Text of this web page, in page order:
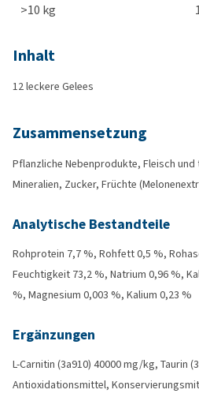
>10 kg
Inhalt
12 leckere Gelees
Zusammensetzung
Pflanzliche Nebenprodukte, Fleisch
Mineralien, Zucker, Früchte
Analytische Bestandteile
Rohprotein 7,7 %, Rohfett 0,5 %,
Feuchtigkeit 73,2 %, Natrium 0,96 %,
%, Magnesium 0,003 %, Kalium 0,23 %
Ergänzungen
L-Carnitin (3a910) 40000 mg/kg, Taurin
Antioxidationsmittel,